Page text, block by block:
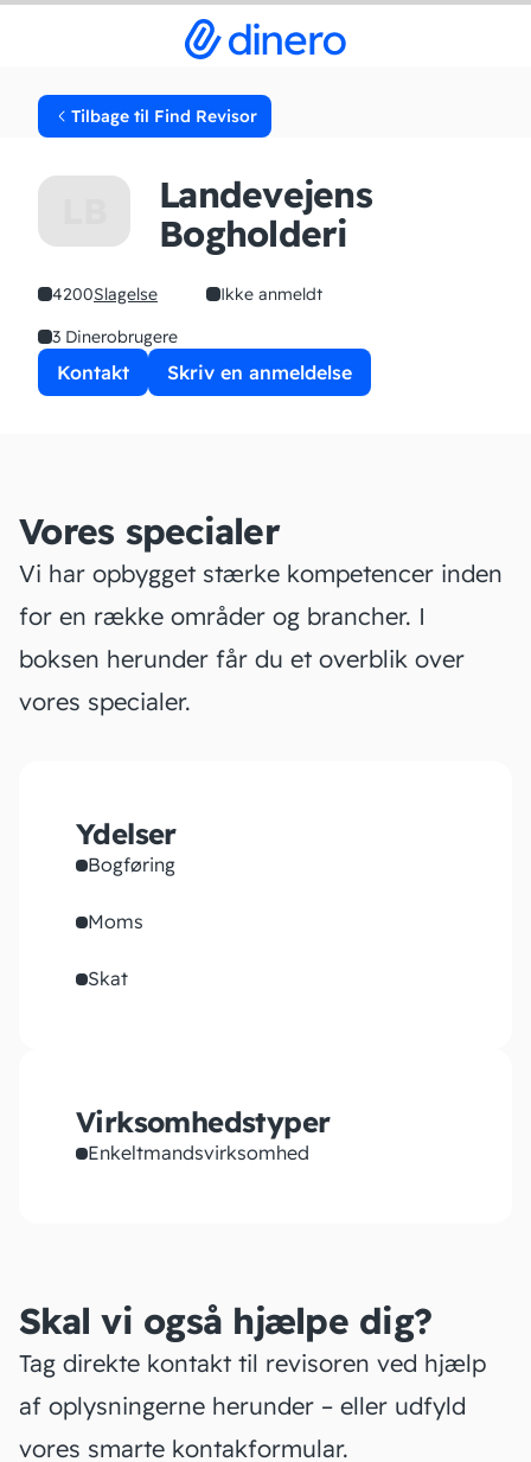
Tilbage til Find Revisor
Landevejens
Bogholderi
4200Slagelse
Ikke anmeldt
3 Dinerobrugere
Kontakt Skriv en anmeldelse
Vores specialer
Vi har opbygget stærke kompetencer inden
for en række områder og brancher. I
boksen herunder får du et overblik over
vores specialer.
Ydelser
Bogføring
Moms
Skat
Virksomhedstyper
Enkeltmandsvirksomhed
Skal vi også hjælpe dig?
Tag direkte kontakt til revisoren ved hjælp
af oplysningerne herunder – eller udfyld
vores smarte kontakformular.